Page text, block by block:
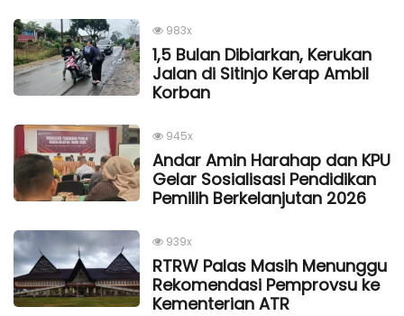
983x
1,5 Bulan Dibiarkan, Kerukan
Jalan di Sitinjo Kerap Ambil
Korban
945x
Andar Amin Harahap dan KPU
Gelar Sosialisasi Pendidikan
Pemilih Berkelanjutan 2026
939x
RTRW Palas Masih Menunggu
Rekomendasi Pemprovsu ke
Kementerian ATR